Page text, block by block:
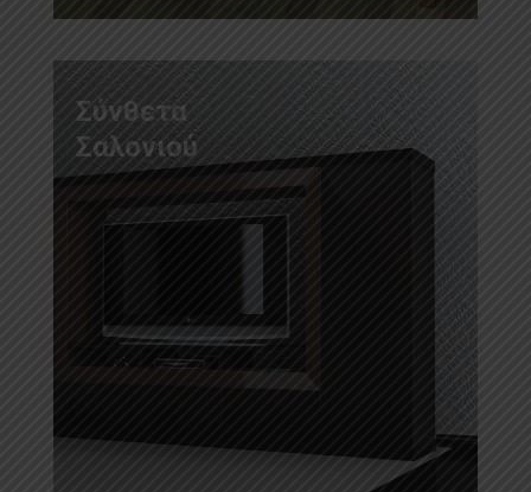
Σύνθετα
Σαλονιού